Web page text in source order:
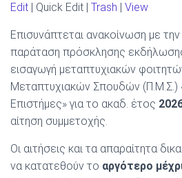
Edit | Quick Edit | Trash | View
Επισυνάπτεται ανακοίνωση με
παράταση πρόσκλησης
εισαγωγή μεταπτυχιακών
Μεταπτυχιακών Σπουδών (Π.Μ.Σ.)
Επιστήμες» για το ακαδ. έτος
αίτηση συμμετοχής.
Οι αιτήσεις και τα απαραίτητα
να κατατεθούν το αργότερο